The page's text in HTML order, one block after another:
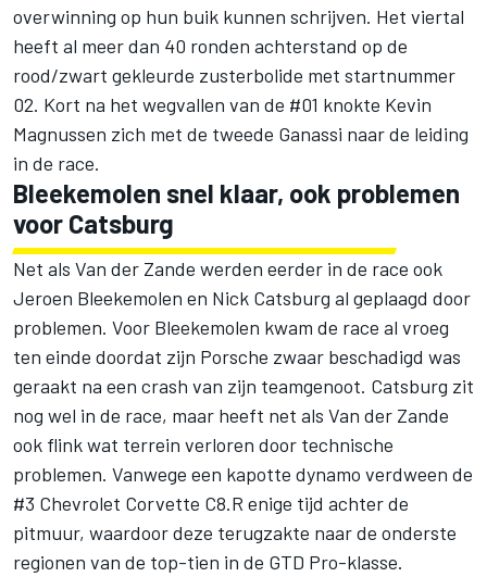
overwinning op hun buik kunnen schrijven. Het viertal
heeft al meer dan 40 ronden achterstand op de
rood/zwart gekleurde zusterbolide met startnummer
02. Kort na het wegvallen van de #01 knokte Kevin
Magnussen zich met de tweede Ganassi naar de leiding
in de race.
Bleekemolen snel klaar, ook problemen
voor Catsburg
Net als Van der Zande werden eerder in de race ook
Jeroen Bleekemolen en Nick Catsburg al geplaagd door
problemen. Voor Bleekemolen kwam de race al vroeg
ten einde doordat zijn Porsche zwaar beschadigd was
geraakt na een crash van zijn teamgenoot. Catsburg zit
nog wel in de race, maar heeft net als Van der Zande
ook flink wat terrein verloren door technische
problemen. Vanwege een kapotte dynamo verdween de
#3 Chevrolet Corvette C8.R enige tijd achter de
pitmuur, waardoor deze terugzakte naar de onderste
regionen van de top-tien in de GTD Pro-klasse.